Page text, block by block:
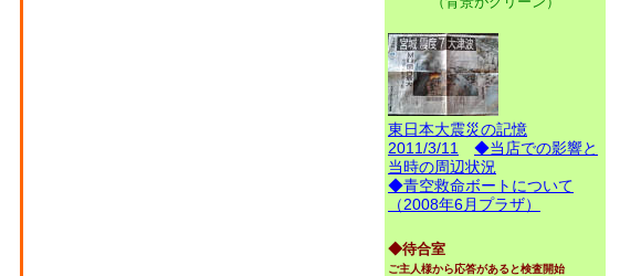
東日本大震災の記憶
2011/3/11
◆当店での影響と
当時の周辺状況
◆青空救命ボートについて
（2008年6月プラザ）
◆待合室
ご主人様から応答があると検査開始